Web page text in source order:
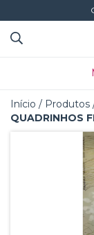
Início / Produtos
QUADRINHOS